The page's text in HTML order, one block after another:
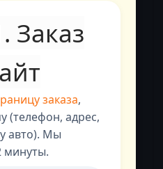
Заказ
заказа,
(телефон, адрес,
авто). Мы
минуты.